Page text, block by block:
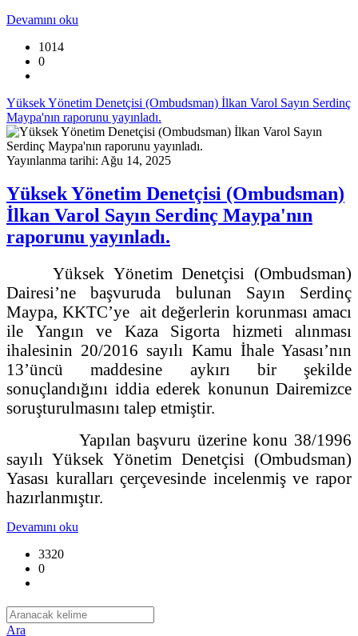
Devamını oku
1014
0
Yüksek Yönetim Denetçisi (Ombudsman) İlkan Varol Sayın Serdinç
Maypa'nın raporunu yayınladı.
Yayınlanma tarihi: Ağu 14, 2025
Yüksek Yönetim Denetçisi (Ombudsman)
İlkan Varol Sayın Serdinç Maypa'nın
raporunu yayınladı.
Yüksek Yönetim Denetçisi (Ombudsman)
Dairesi’ne başvuruda bulunan Sayın Serdinç
Maypa, KKTC’ye ait değerlerin korunması amacı
ile Yangın ve Kaza Sigorta hizmeti alınması
ihalesinin 20/2016 sayılı Kamu İhale Yasası’nın
13’üncü maddesine aykırı bir şekilde
sonuçlandığını iddia ederek konunun Dairemizce
soruşturulmasını talep etmiştir.
Yapılan başvuru üzerine konu 38/1996
sayılı Yüksek Yönetim Denetçisi (Ombudsman)
Yasası kuralları çerçevesinde incelenmiş ve rapor
hazırlanmıştır.
Devamını oku
3320
0
Ara